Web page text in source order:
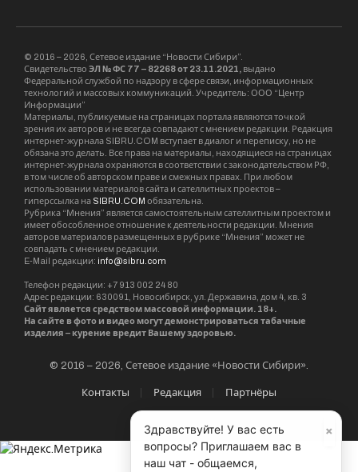
пятидесятиградусного мороза. По заданию
дорожного контролера он может менять тип с
пешеходного на дорожный и оперативно
реагировать на сложившуюся дорожную
ситуацию. К примеру, при образовании заторов
на перекрестках, с помощью нового светофора
можно будет запрещать, например, поворот
налево.
Еще одной особенностью светофора является
возможность изменения символов в его
показывать как обычные стрелки или цифры,
так и пиктограммы – смайлы. По расчетам
СМЭУ, в 2018 году предприятие оформит
сертификат на разработку, после чего первые
«улыбающиеся» светофоры будут установлены
на дорогах Новосибирской области.
×
Здравствуйте! У вас есть
вопросы? Приглашаем вас в
наш чат - общаемся,